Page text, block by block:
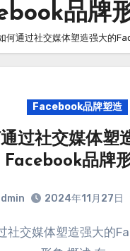
品牌
何通过社交媒体塑造强大的
Facebook品牌塑造
过社交媒体塑
Facebook品牌
2024年11月27日